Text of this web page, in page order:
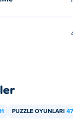
PUZZLE OYUNLARI